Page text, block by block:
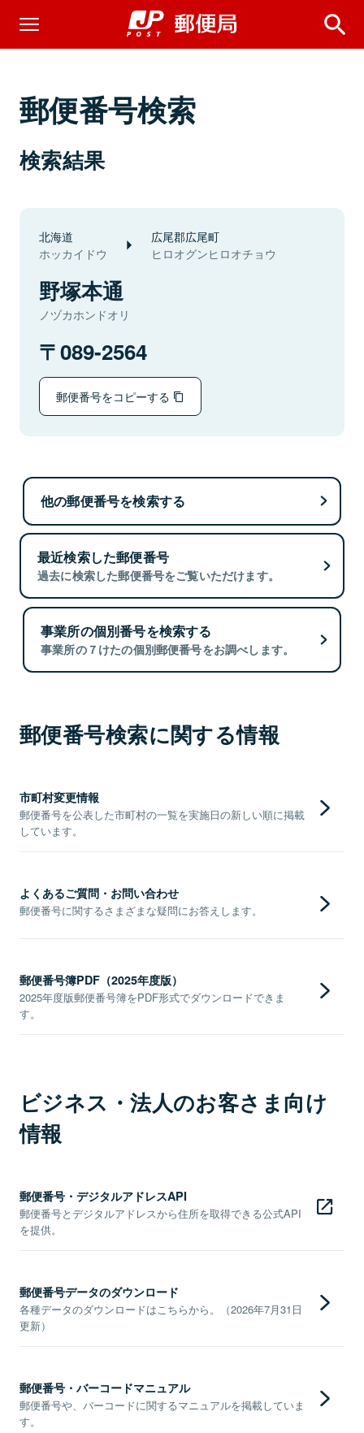
郵便番号検索
検索結果
北海道
ホッカイドウ
広尾郡広尾町
ヒロオグンヒロオチョウ
野塚本通
ノヅカホンドオリ
089-2564
郵便番号をコピーする
他の郵便番号を検索する
最近検索した郵便番号
過去に検索した郵便番号をご覧いただけます。
事業所の個別番号を検索する
事業所の７けたの個別郵便番号をお調べします。
郵便番号検索に関する情報
市町村変更情報
郵便番号を公表した市町村の一覧を実施日の新しい順に掲載
しています。
よくあるご質問・お問い合わせ
郵便番号に関するさまざまな疑問にお答えします。
郵便番号簿PDF（2025年度版）
2025年度版郵便番号簿をPDF形式でダウンロードできま
す。
ビジネス・法人のお客さま向け
情報
郵便番号・デジタルアドレスAPI
郵便番号とデジタルアドレスから住所を取得できる公式API
を提供。
郵便番号データのダウンロード
各種データのダウンロードはこちらから。（2026年7月31日
更新）
郵便番号・バーコードマニュアル
郵便番号や、バーコードに関するマニュアルを掲載していま
す。